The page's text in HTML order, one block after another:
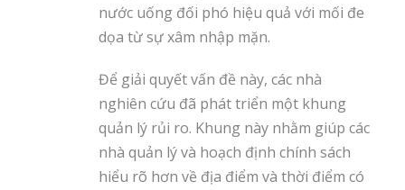
nước uống đối phó hiệu quả với mối đe
dọa từ sự xâm nhập mặn.
Để giải quyết vấn đề này, các nhà
nghiên cứu đã phát triển một khung
quản lý rủi ro. Khung này nhằm giúp các
nhà quản lý và hoạch định chính sách
hiểu rõ hơn về địa điểm và thời điểm có